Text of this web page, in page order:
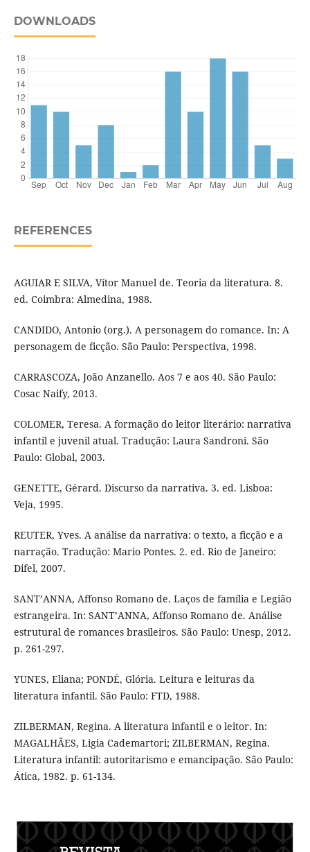
DOWNLOADS
REFERENCES
AGUIAR E SILVA, Vítor Manuel de. Teoria da literatura. 8.
ed. Coimbra: Almedina, 1988.
CANDIDO, Antonio (org.). A personagem do romance. In: A
personagem de ficção. São Paulo: Perspectiva, 1998.
CARRASCOZA, João Anzanello. Aos 7 e aos 40. São Paulo:
Cosac Naify, 2013.
COLOMER, Teresa. A formação do leitor literário: narrativa
infantil e juvenil atual. Tradução: Laura Sandroni. São
Paulo: Global, 2003.
GENETTE, Gérard. Discurso da narrativa. 3. ed. Lisboa:
Veja, 1995.
REUTER, Yves. A análise da narrativa: o texto, a ficção e a
narração. Tradução: Mario Pontes. 2. ed. Rio de Janeiro:
Difel, 2007.
SANT’ANNA, Affonso Romano de. Laços de família e Legião
estrangeira. In: SANT’ANNA, Affonso Romano de. Análise
estrutural de romances brasileiros. São Paulo: Unesp, 2012.
p. 261-297.
YUNES, Eliana; PONDÉ, Glória. Leitura e leituras da
literatura infantil. São Paulo: FTD, 1988.
ZILBERMAN, Regina. A literatura infantil e o leitor. In:
MAGALHÃES, Ligia Cademartori; ZILBERMAN, Regina.
Literatura infantil: autoritarismo e emancipação. São Paulo:
Ática, 1982. p. 61-134.